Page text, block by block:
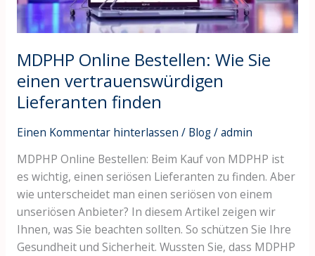
MDPHP Online Bestellen: Wie Sie
einen vertrauenswürdigen
Lieferanten finden
Einen Kommentar hinterlassen / Blog/admin
MDPHP Online Bestellen: Beim Kauf von MDPHP ist
es wichtig, einen seriösen Lieferanten zu finden. Aber
wie unterscheidet man einen seriösen von einem
unseriösen Anbieter? In diesem Artikel zeigen wir
Ihnen, was Sie beachten sollten. So schützen Sie Ihre
Gesundheit und Sicherheit. Wussten Sie, dass MDPHP
finden